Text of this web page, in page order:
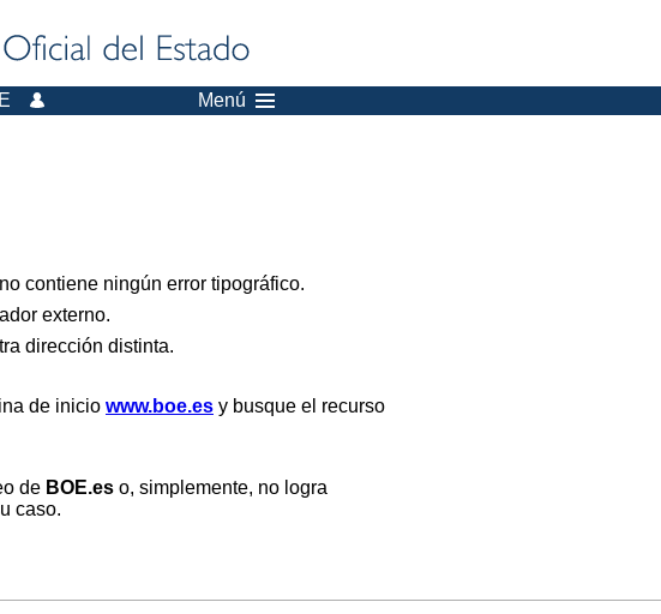
Menú
contiene ningún error tipográfico.
externo.
dirección distinta.
de inicio www.boe.es y busque el recurso
de BOE.es o, simplemente, no logra
caso.